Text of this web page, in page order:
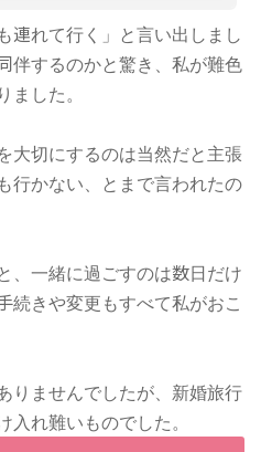
連れて行く」と言い出しまし
伴するのかと驚き、私が難色
した。
大切にするのは当然だと主張
行かない、とまで言われたの
、一緒に過ごすのは数日だけ
続きや変更もすべて私がおこ
りませんでしたが、新婚旅行
れ難いものでした。